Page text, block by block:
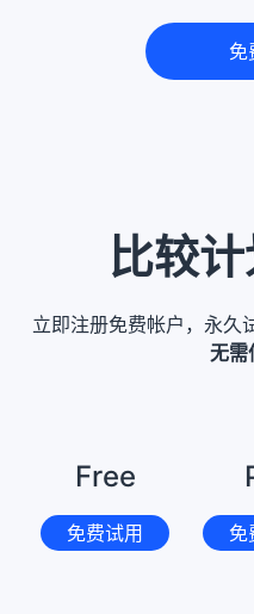
免
比较
立即注册免费帐户，永久
无需
Free
免费试用 免